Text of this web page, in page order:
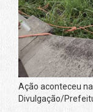
Ação aconteceu
Divulgação/